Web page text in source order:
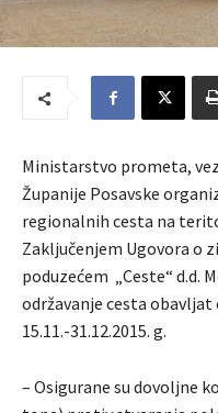
Ministarstvo prometa,
Županije Posavske
regionalnih cesta na
Zaključenjem Ugovora o
poduzećem „Ceste“ d.d.
održavanje cesta obavljat
15.11.-31.12.2015. g.
– Osigurane su dovoljne